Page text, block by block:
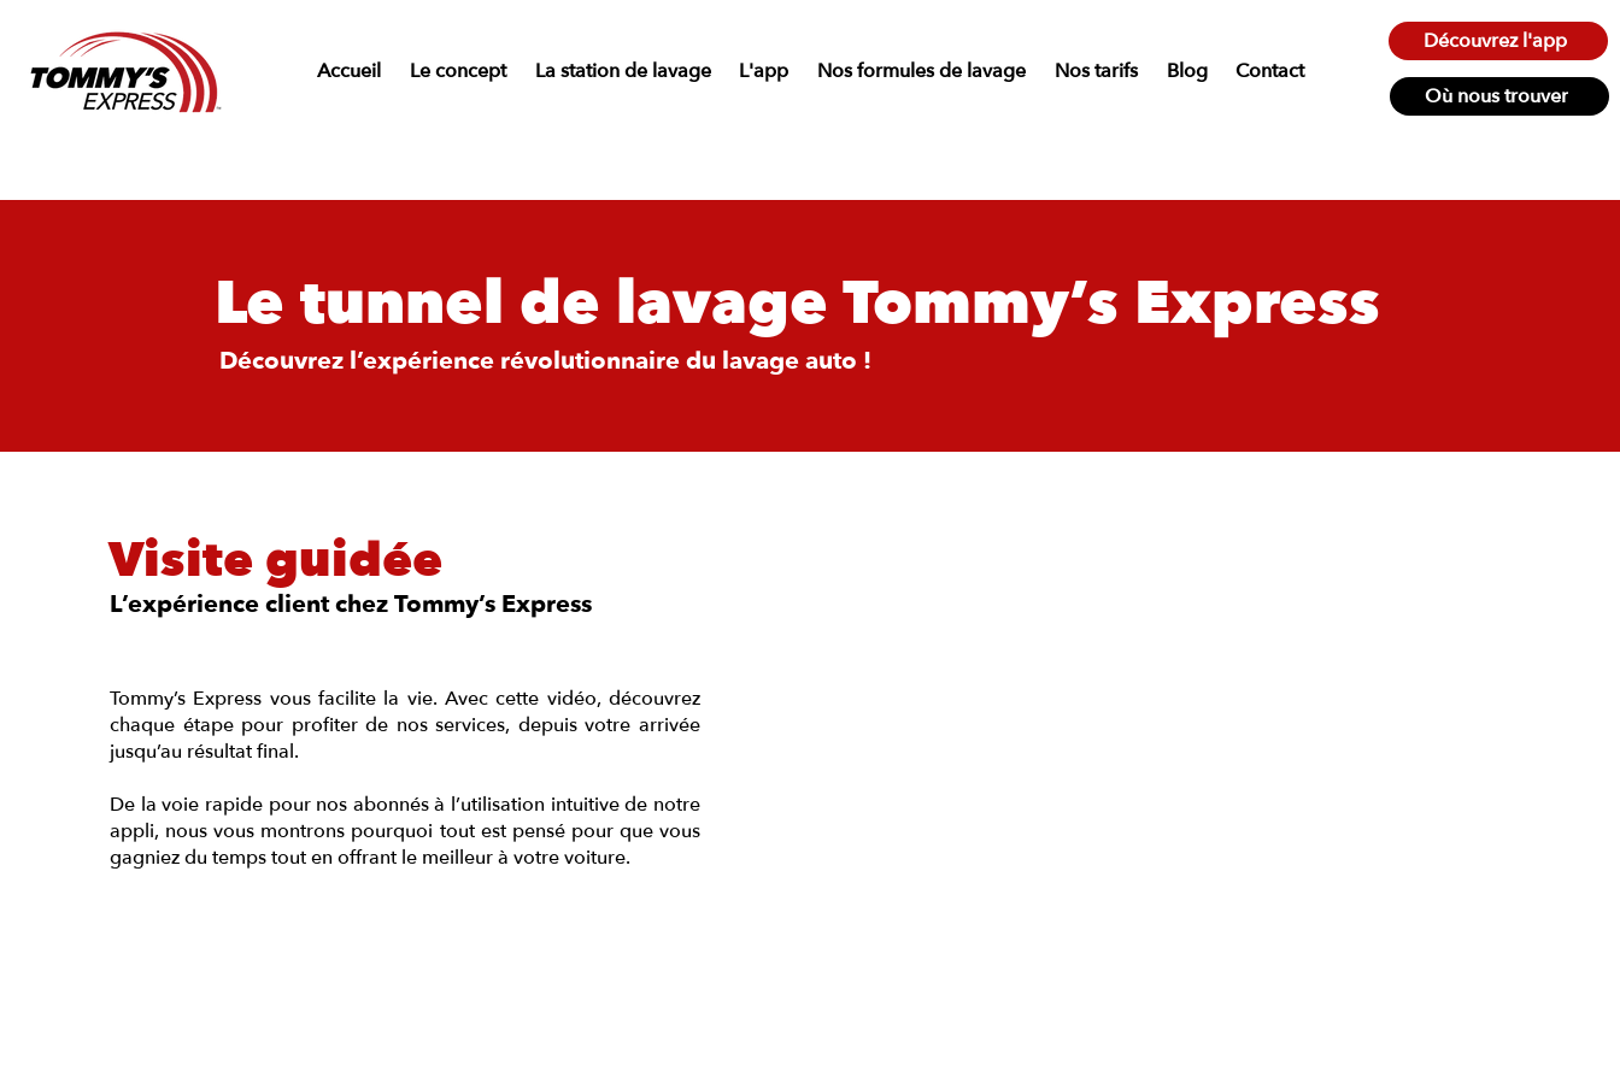
Accueil Le concept La station de lavage L'app Nos formules de lavage Nos tarifs Blog Contact
Découvrez l'app
Où nous trouver
Le tunnel de lavage Tommy’s Express
Découvrez l’expérience révolutionnaire du lavage auto !
Visite guidée
L’expérience client chez Tommy’s Express
Tommy’s Express vous facilite la vie. Avec cette vidéo, découvrez
chaque étape pour profiter de nos services, depuis votre arrivée
jusqu’au résultat final.
De la voie rapide pour nos abonnés à l’utilisation intuitive de notre
appli, nous vous montrons pourquoi tout est pensé pour que vous
gagniez du temps tout en offrant le meilleur à votre voiture.